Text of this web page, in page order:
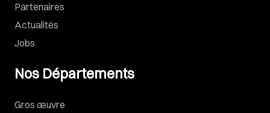
Partenaires
Actualités
Jobs
Nos Départements
Gros œuvre